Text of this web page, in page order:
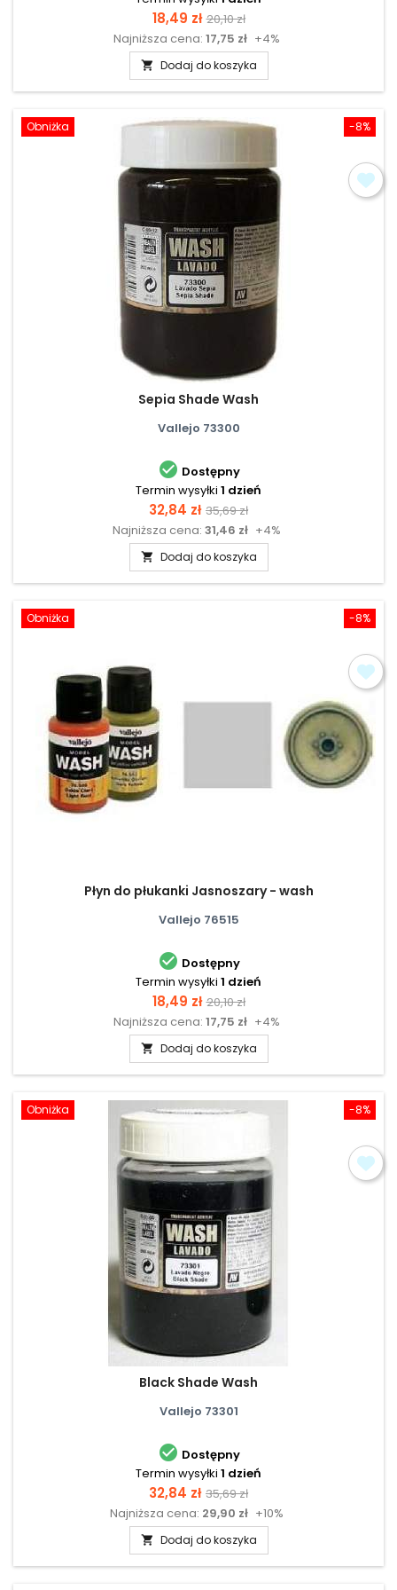
Cena
18,49 zł Cena
podstawowa
20,10 zł
Najniższa cena: 17,75 zł +4%
 Dodaj do koszyka
-8%
Obniżka
Sepia Shade Wash
Vallejo 73300
 Dostępny
Termin wysyłki 1 dzień
Cena
32,84 zł Cena
podstawowa
35,69 zł
Najniższa cena: 31,46 zł +4%
 Dodaj do koszyka
-8%
Obniżka
Płyn do płukanki Jasnoszary - wash
Vallejo 76515
 Dostępny
Termin wysyłki 1 dzień
Cena
18,49 zł Cena
podstawowa
20,10 zł
Najniższa cena: 17,75 zł +4%
 Dodaj do koszyka
-8%
Obniżka
Black Shade Wash
Vallejo 73301
 Dostępny
Termin wysyłki 1 dzień
Cena
32,84 zł Cena
podstawowa
35,69 zł
Najniższa cena: 29,90 zł +10%
 Dodaj do koszyka